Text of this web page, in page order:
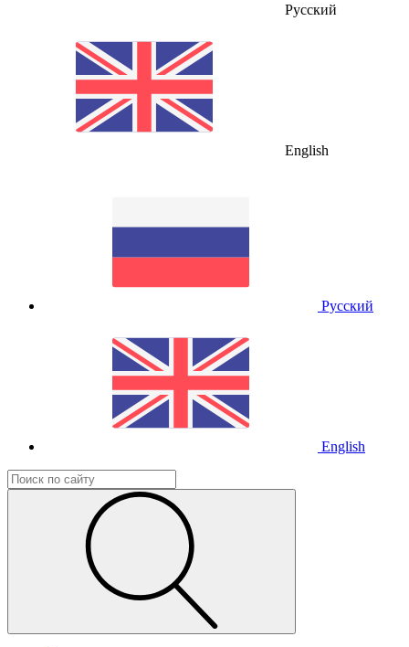
Русский
English
Русский
English